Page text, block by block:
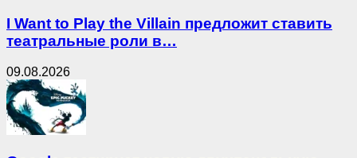
I Want to Play the Villain предложит ставить
театральные роли в…
09.08.2026